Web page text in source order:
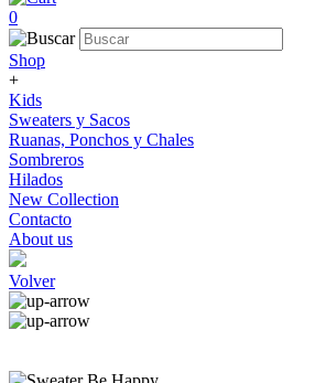
0
Shop
+
Kids
Sweaters y Sacos
Ruanas, Ponchos y Chales
Sombreros
Hilados
New Collection
Contacto
About us
Volver